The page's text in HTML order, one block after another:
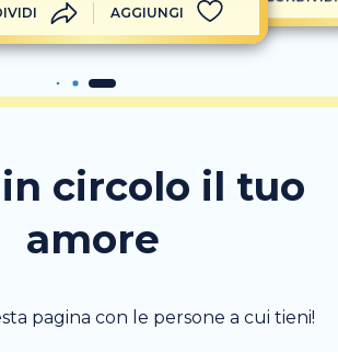
AGGIUNGI
circolo il tuo
amore
pagina con le persone a cui tieni!